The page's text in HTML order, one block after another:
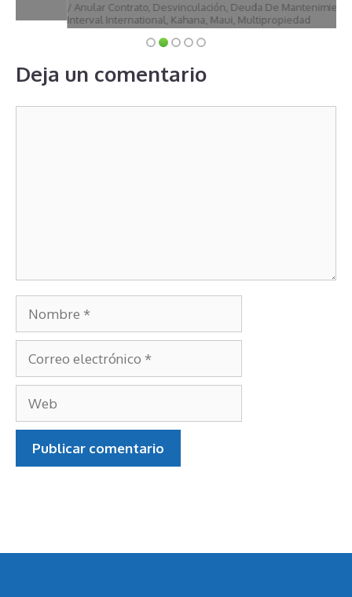
Anular Contrato,Desvinculación,Deuda De Mantenimiento,Hawái,
Interval International,Kahana,Maui,Multipropiedad
Nombre
Correo
electrónico
Web